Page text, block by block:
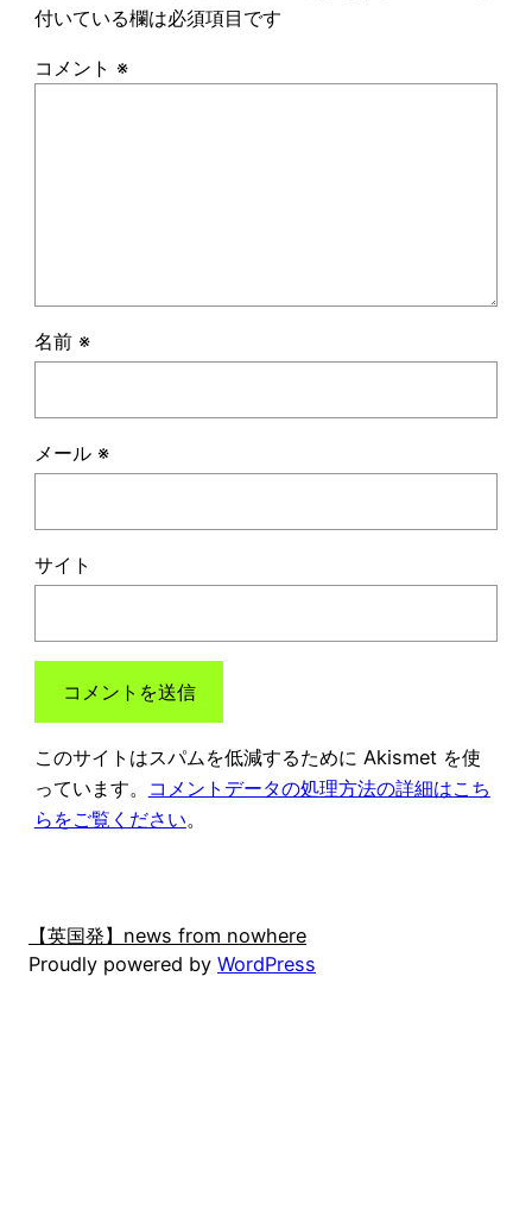
付いている欄は必須項目です
コメント ※
名前 ※
メール ※
サイト
このサイトはスパムを低減するために Akismet を使
っています。
コメントデータの処理方法の詳細はこち
らをご覧ください。
【英国発】news from nowhere
Proudly powered by WordPress